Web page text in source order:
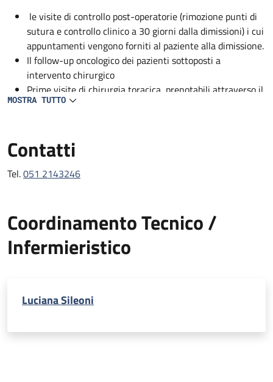
le visite di controllo post-operatorie (rimozione punti di
sutura e controllo clinico a 30 giorni dalla dimissioni) i cui
appuntamenti vengono forniti al paziente alla dimissione.
Il follow-up oncologico dei pazienti sottoposti a
intervento chirurgico
Prime visite di chirurgia toracica, prenotabili attraverso il
CUP.
MOSTRA TUTTO
Contatti
Tel.051 2143246
Coordinamento Tecnico /
Infermieristico
Luciana Sileoni